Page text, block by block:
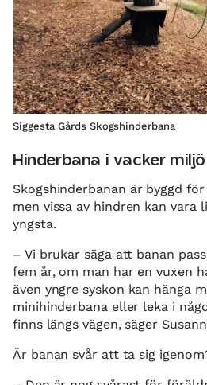
Siggesta Gårds Skogshinderbana
Hinderbana i vacker miljö
Skogshinderbanan är byggd
men vissa av hindren kan
yngsta.
– Vi brukar säga att banan
fem år, om man har en vuxen
även yngre syskon kan hänga
minihinderbana eller leka i
finns längs vägen, säger
Är banan svår att ta sig